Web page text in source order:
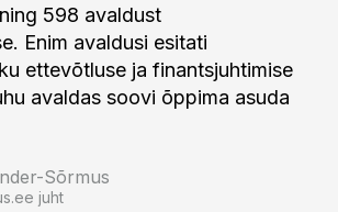
598 avaldust
Enim avaldusi esitati
ettevõtluse ja finantsjuhtimise
avaldas soovi õppima asuda
Sõrmus
juht